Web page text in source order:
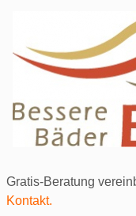
Gratis-Beratung
Kontakt.